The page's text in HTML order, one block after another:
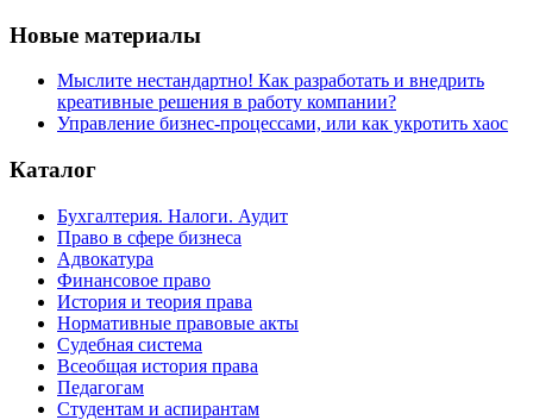
Новые материалы
Мыслите нестандартно! Как разработать и внедрить
креативные решения в работу компании?
Управление бизнес-процессами, или как укротить хаос
Каталог
Бухгалтерия. Налоги. Аудит
Право в сфере бизнеса
Адвокатура
Финансовое право
История и теория права
Нормативные правовые акты
Судебная система
Всеобщая история права
Педагогам
Студентам и аспирантам